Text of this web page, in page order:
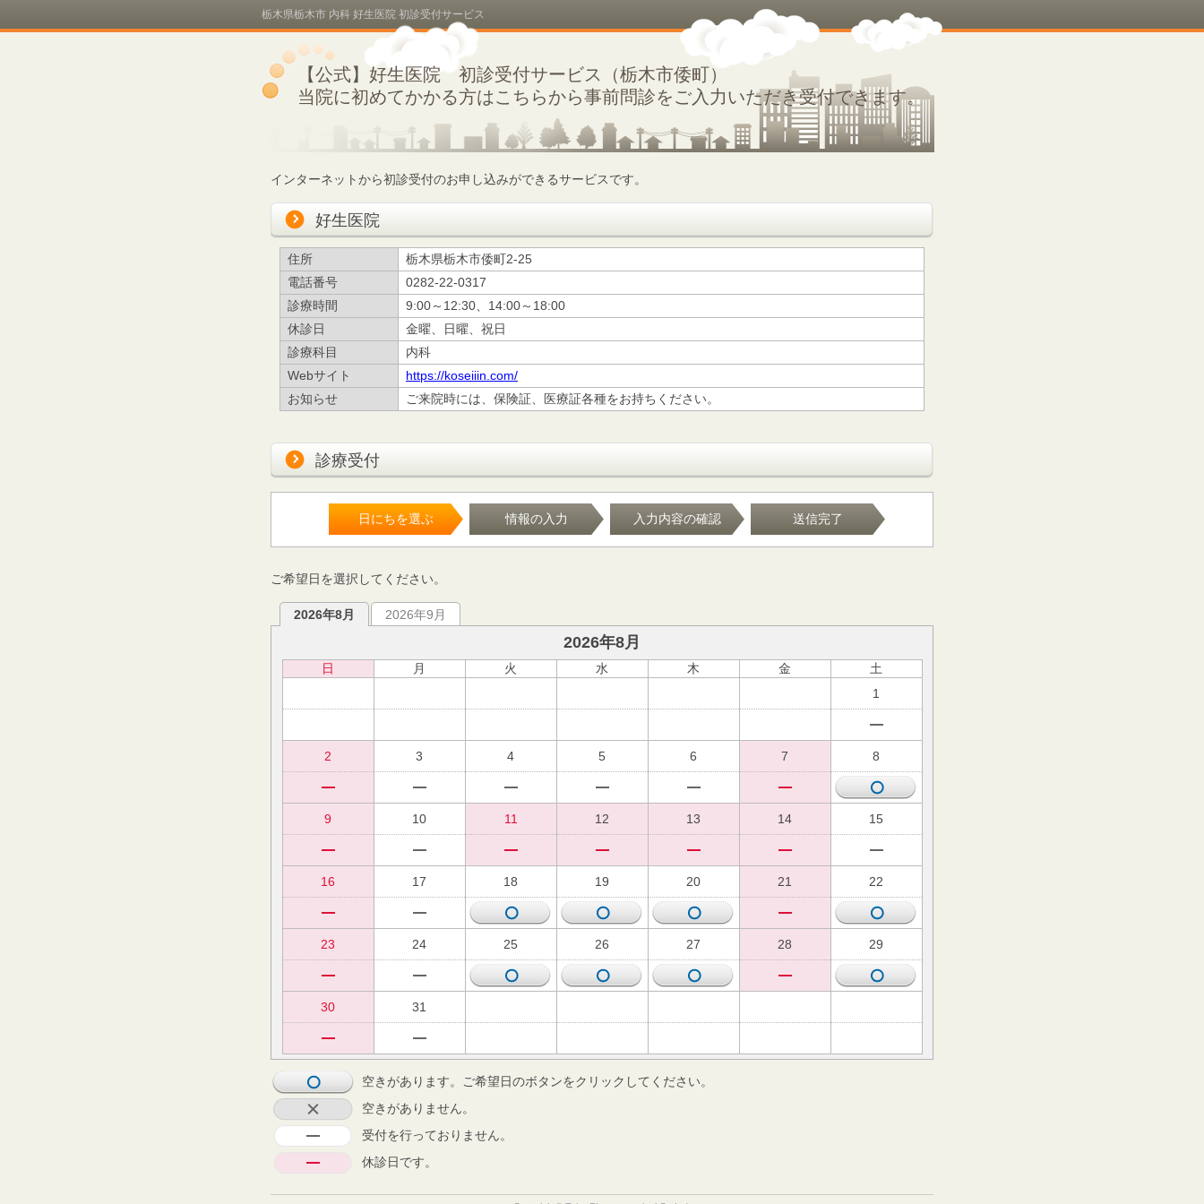
栃木県栃木市 内科 好生医院 初診受付サービス
【公式】好生医院 初診受付サービス（栃木市倭町）
当院に初めてかかる方はこちらから事前問診をご入力いただき受付できます。
インターネットから初診受付のお申し込みができるサービスです。
好生医院
住所
栃木県栃木市倭町2-25
電話番号
0282-22-0317
診療時間
9:00～12:30、14:00～18:00
休診日
金曜、日曜、祝日
診療科目
内科
Webサイト
https://koseiiin.com/
お知らせ
ご来院時には、保険証、医療証各種をお持ちください。
診療受付
日にちを選ぶ 情報の入力 入力内容の確認 送信完了
ご希望日を選択してください。
2026年8月 2026年9月
2026年8月
日 月 火 水 木 金
土
1
2 3 4 5 6 7 8
9 10 11 12 13 14 15
16 17 18 19 20 21 22
23 24 25 26 27 28 29
30 31
空きがあります。ご希望日のボタンをクリックしてください。
空きがありません。
受付を行っておりません。
休診日です。